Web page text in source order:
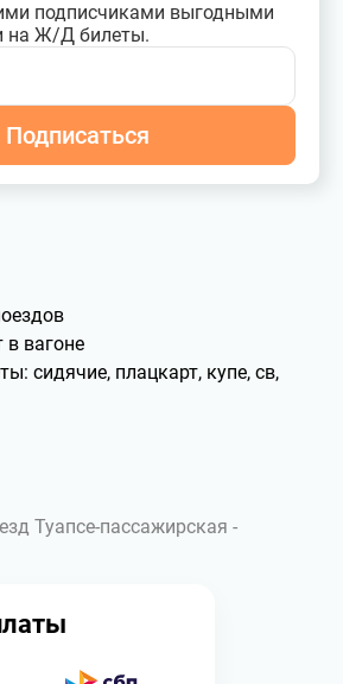
подписчиками выгодными
на Ж/Д билеты.
Подписаться
в вагоне
сидячие, плацкарт, купе, св,
Туапсе-пассажирская -